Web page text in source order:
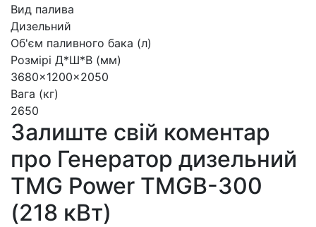
Вид палива
Дизельний
Об'єм паливного бака (л)
Розмірі Д*Ш*В (мм)
3680x1200x2050
Вага (кг)
2650
Залиште свій коментар
про Генератор дизельний
TMG Power TMGB-300
(218 кВт)